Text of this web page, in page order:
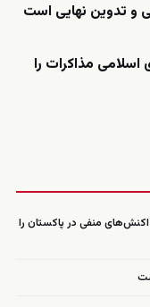
و تدوین نهایی است
مذاکرات را
منفی در پاکستان را